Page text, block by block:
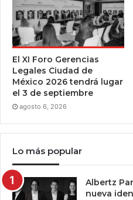
El XI Foro Gerencias
Legales Ciudad de
México 2026 tendrá lugar
el 3 de septiembre
agosto 6, 2026
Lo más popular
Albertz
nueva